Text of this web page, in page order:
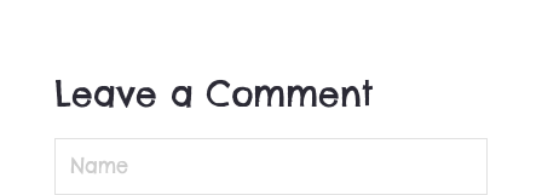
Leave a Comment